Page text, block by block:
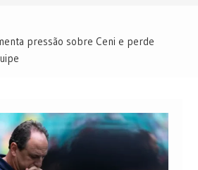
pressão sobre Ceni e perde